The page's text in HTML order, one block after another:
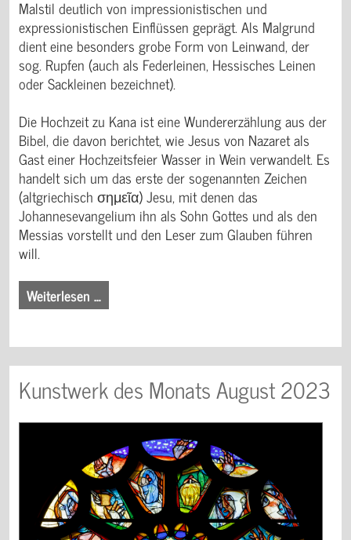
Malstil deutlich von impressionistischen und
expressionistischen Einflüssen geprägt. Als Malgrund
dient eine besonders grobe Form von Leinwand, der
sog. Rupfen (auch als Federleinen, Hessisches Leinen
oder Sackleinen bezeichnet).
Die Hochzeit zu Kana ist eine Wundererzählung aus der
Bibel, die davon berichtet, wie Jesus von Nazaret als
Gast einer Hochzeitsfeier Wasser in Wein verwandelt. Es
handelt sich um das erste der sogenannten Zeichen
(altgriechisch σημεῖα) Jesu, mit denen das
Johannesevangelium ihn als Sohn Gottes und als den
Messias vorstellt und den Leser zum Glauben führen
will.
Weiterlesen …
Kunstwerk des Monats August 2023